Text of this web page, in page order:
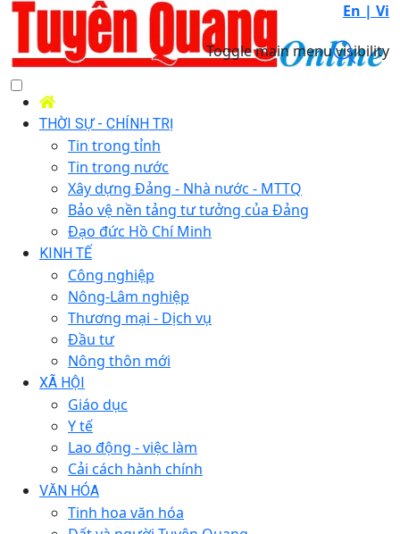
En | Vi
Toggle main menu visibility
THỜI SỰ - CHÍNH TRỊ
Tin trong tỉnh
Tin trong nước
Xây dựng Đảng - Nhà nước - MTTQ
Bảo vệ nền tảng tư tưởng của Đảng
Đạo đức Hồ Chí Minh
KINH TẾ
Công nghiệp
Nông-Lâm nghiệp
Thương mại - Dịch vụ
Đầu tư
Nông thôn mới
XÃ HỘI
Giáo dục
Y tế
Lao động - việc làm
Cải cách hành chính
VĂN HÓA
Tinh hoa văn hóa